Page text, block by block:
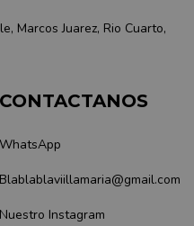
Marcos Juarez, Rio Cuarto,
CONTACTANOS
WhatsApp
Blablablaviillamaria@gmail.com
Nuestro Instagram